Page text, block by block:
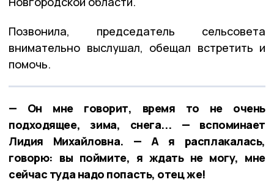
Позвонила, председатель сельсовета
внимательно выслушал, обещал встретить и
помочь.
— Он мне говорит, время то не очень
подходящее, зима, снега... — вспоминает
Лидия Михайловна. — А я расплакалась,
говорю: вы поймите, я ждать не могу, мне
сейчас туда надо попасть, отец же!